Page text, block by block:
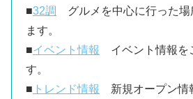
■32調
グルメを中心に行った場
ます。
■イベント情報
イベント情報を
す。
■ トレンド情報
新規オープン情